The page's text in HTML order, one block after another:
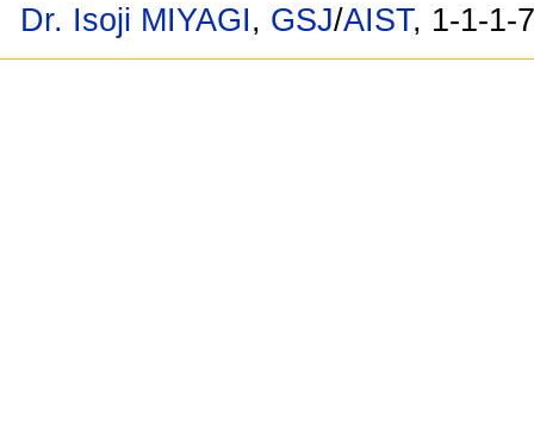
Dr. Isoji MIYAGI, GSJ/AIST, 1-1-1-